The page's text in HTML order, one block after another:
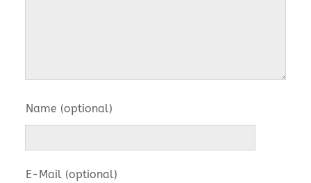
Name (optional)
E-Mail (optional)